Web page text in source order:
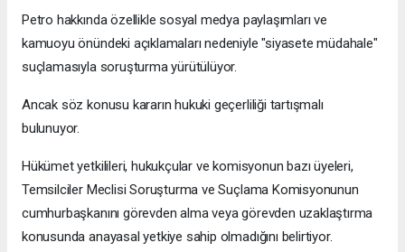
Petro hakkında özellikle sosyal medya paylaşımları ve
kamuoyu önündeki açıklamaları nedeniyle "siyasete müdahale"
suçlamasıyla soruşturma yürütülüyor.
Ancak söz konusu kararın hukuki geçerliliği tartışmalı
bulunuyor.
Hükümet yetkilileri, hukukçular ve komisyonun bazı üyeleri,
Temsilciler Meclisi Soruşturma ve Suçlama Komisyonunun
cumhurbaşkanını görevden alma veya görevden uzaklaştırma
konusunda anayasal yetkiye sahip olmadığını belirtiyor.